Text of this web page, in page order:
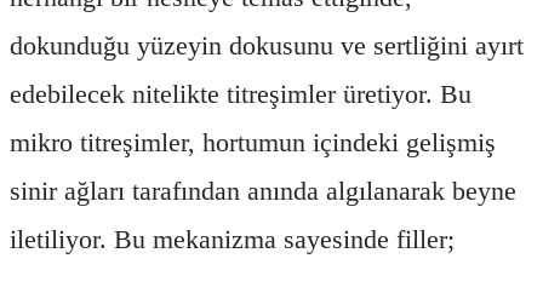
dokunduğu yüzeyin dokusunu ve sertliğini ayırt
edebilecek nitelikte titreşimler üretiyor. Bu
mikro titreşimler, hortumun içindeki gelişmiş
sinir ağları tarafından anında algılanarak beyne
iletiliyor. Bu mekanizma sayesinde filler;